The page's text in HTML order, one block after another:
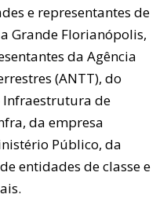
e representantes de
Grande Florianópolis,
da Agência
(ANTT), do
Infraestrutura de
da empresa
Público, da
entidades de classe e